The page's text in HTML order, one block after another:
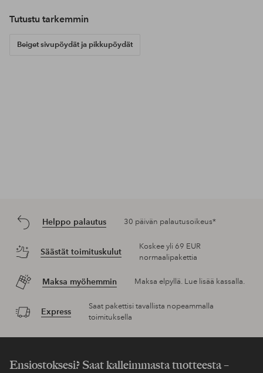
Tutustu tarkemmin
Beiget sivupöydät ja pikkupöydät
Helppo palautus 30 päivän palautusoikeus*
Säästät toimituskulut
Koskee yli 69 EUR
normaalipakettia
Maksa myöhemmin Maksa elpyllä. Lue lisää kassalla.
Express
Saat pakettisi tavallista nopeammalla
toimituksella
Ensiostoksesi? Saat kalleimmasta tuotteesta –